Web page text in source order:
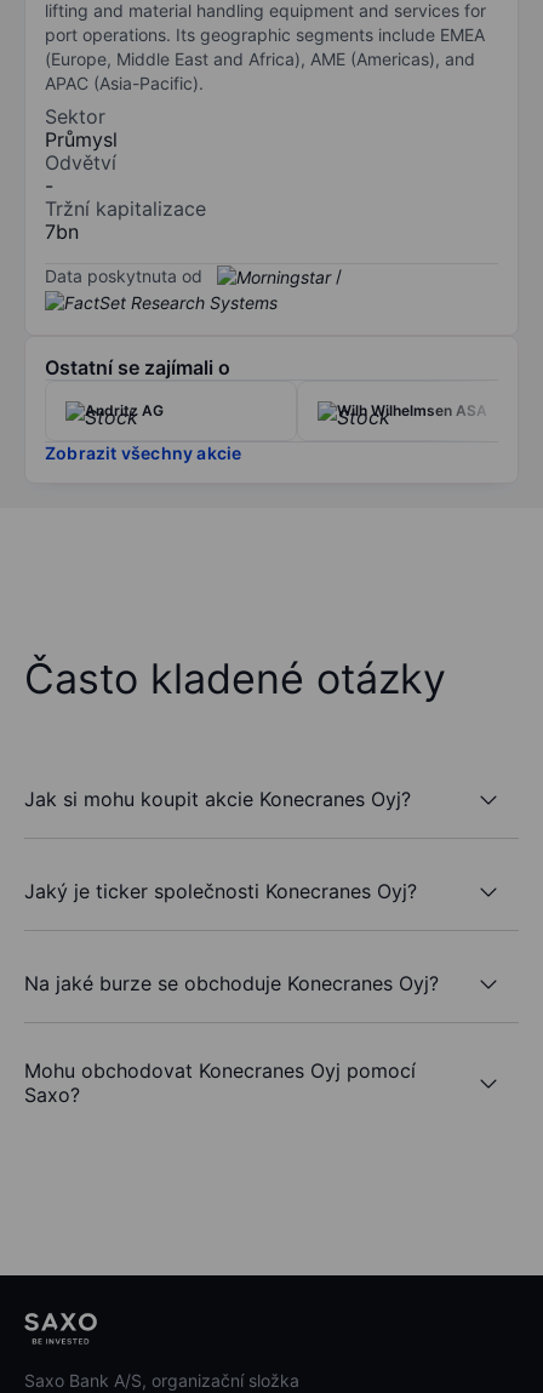
lifting and material handling equipment and services for
port operations. Its geographic segments include EMEA
(Europe, Middle East and Africa), AME (Americas), and
APAC (Asia-Pacific).
Sektor
Průmysl
Odvětví
-
Tržní kapitalizace
7bn
Data poskytnuta od /
Ostatní se zajímali o
Andritz AG Wilh Wilhelmsen ASA
Zobrazit všechny akcie
Často kladené otázky
Jak si mohu koupit akcie Konecranes Oyj?
Jaký je ticker společnosti Konecranes Oyj?
Na jaké burze se obchoduje Konecranes Oyj?
Mohu obchodovat Konecranes Oyj pomocí
Saxo?
Saxo Bank A/S, organizační složka